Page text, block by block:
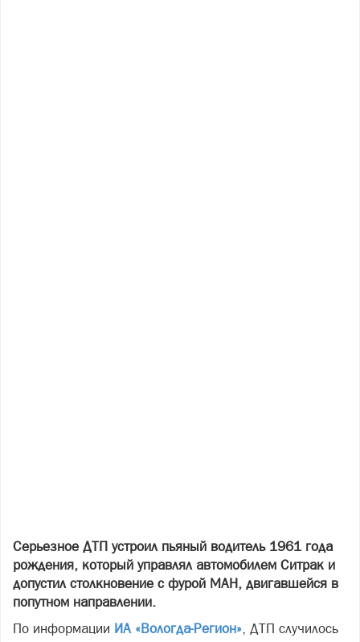
Серьезное ДТП устроил пьяный водитель 1961 года
рождения, который управлял автомобилем Ситрак и
допустил столкновение с фурой МАН, двигавшейся в
попутном направлении.
По информации ИА «Вологда-Регион», ДТП случилось